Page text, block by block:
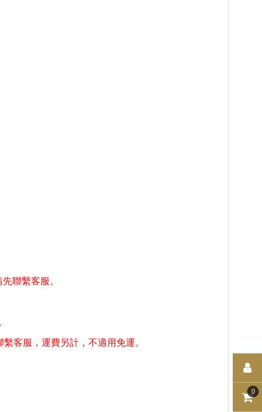
聯繫客服。
客服，運費另計，不適用免運。
0